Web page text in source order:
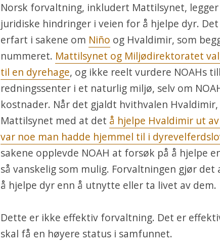
Norsk forvaltning, inkludert Mattilsynet, legger
juridiske hindringer i veien for å hjelpe dyr.
erfart i sakene om Niño og Hvaldimir, som
nummeret. Mattilsynet og Miljødirektoratet
til en dyrehage, og ikke reelt vurdere NOAHs
redningssenter i et naturlig miljø, selv om
kostnader. Når det gjaldt hvithvalen
Mattilsynet med at det å hjelpe Hvaldimir ut
var noe man hadde hjemmel til i
sakene opplevde NOAH at forsøk på å hjelpe
så vanskelig som mulig. Forvaltningen gjør det
å hjelpe dyr enn å utnytte eller ta livet av dem.
Dette er ikke effektiv forvaltning. Det er
skal få en høyere status i samfunnet.